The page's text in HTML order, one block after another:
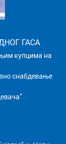
ГАСА
купцима на
снабдевање